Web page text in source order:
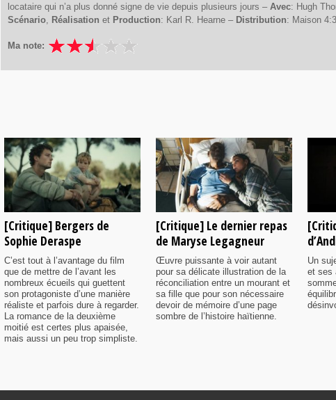
locataire qui n’a plus donné signe de vie depuis plusieurs jours – Avec: Hugh
Scénario, Réalisation et Production: Karl R. Hearne – Distribution: Maison 4:3
Ma note:
[Critique] Bergers de
Sophie Deraspe
C’est tout à l’avantage du film
que de mettre de l’avant les
nombreux écueils qui guettent
son protagoniste d’une manière
réaliste et parfois dure à regarder.
La romance de la deuxième
moitié est certes plus apaisée,
mais aussi un peu trop simpliste.
[Critique] Le dernier repas
de Maryse Legagneur
Œuvre puissante à voir autant
pour sa délicate illustration de la
réconciliation entre un mourant et
sa fille que pour son nécessaire
devoir de mémoire d’une page
sombre de l’histoire haïtienne.
Un
et ses